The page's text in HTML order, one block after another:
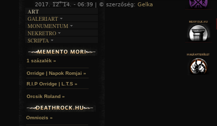
2017. 12. 14. - 06:39 | © szerzőség: Gelka «
ART
GALERIART
ARTGALERI
KÉPREGÉNYEK
LAKÁSKULTS
MONUMENTUM
TEMETŐK
TEMPLOMOK
VÁRAK
HELYEK
NEKRETRO
SZUBKULT
FEKETE LYUK
RELIKVIÁK
SCRIPTA
NOVELLÁK
VERSEK
1 százalék »
Orridge | Napok Romjai »
R.I.P Orridge | L.T.S »
Orcsik Roland »
Omniozis »